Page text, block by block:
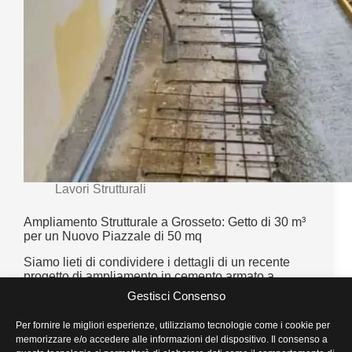
Gestisci Consenso
Per fornire le migliori esperienze, utilizziamo tecnologie come i cookie per
memorizzare e/o accedere alle informazioni del dispositivo. Il consenso a
Lavori Strutturali
Ampliamento Strutturale a Grosseto: Getto di 30 m³
per un Nuovo Piazzale di 50 mq
Siamo lieti di condividere i dettagli di un recente
progetto di ampliamento in cemento armato a
Grosseto. Questo intervento non ha riguardato solo
l’aggiunta di spazio, ma la creazione di un
piazzale di 50 mq, strutturalmente solido, durevole
e perfettamente…
Edilux 360
Novembre 21, 2025